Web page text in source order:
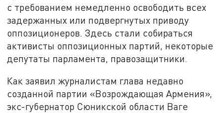
с требованием немедленно освободить всех
задержанных или подвергнутых приводу
оппозиционеров. Здесь стали собираться
активисты оппозиционных партий, некоторые
депутаты парламента, правозащитники.
Как заявил журналистам глава недавно
созданной партии «Возрождающая Армения»,
экс-губернатор Сюникской области Ваге